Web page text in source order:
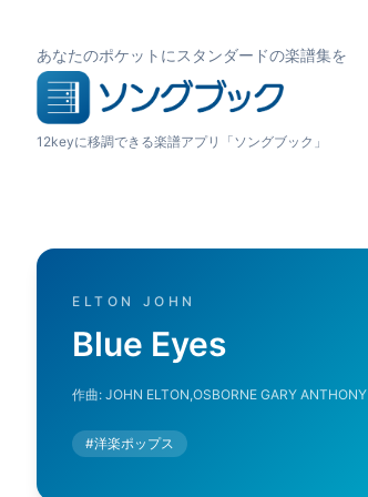
あなたのポケットにスタンダードの楽譜集を
12keyに移調できる楽譜アプリ「ソングブック」
ELTON JOHN
Blue Eyes
作曲: JOHN ELTON,OSBORNE GARY ANTHONY
#洋楽ポップス